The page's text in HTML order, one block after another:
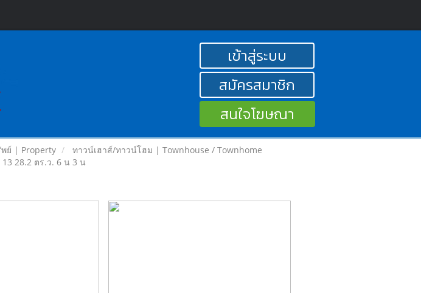
เข้าสู่ระบบ
สมัครสมาชิก
สนใจโฆษณา
ย์ | Property
ทาวน์เฮาส์/ทาวน์โฮม | Townhouse / Townhome
28.2 ตร.ว. 6 น 3 น